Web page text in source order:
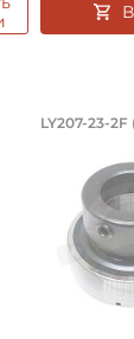
LY207-23-2F